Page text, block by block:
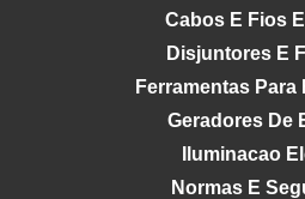
Cabos E Fios
Disjuntores E
Ferramentas Para
Geradores De
Iluminacao
Normas E